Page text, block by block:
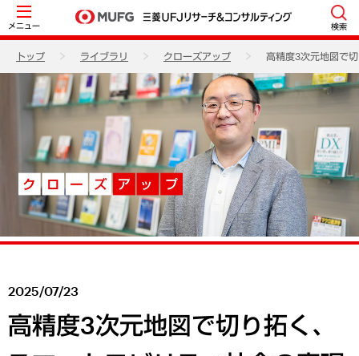
メニュー 検索
トップ ライブラリ クローズアップ 高精度3次元地図で
2025/07/23
高精度3次元地図で切り拓く、